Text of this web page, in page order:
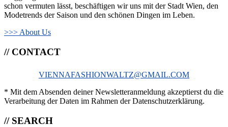
schon vermuten lässt, beschäftigen wir uns mit der Stadt Wien, den
Modetrends der Saison und den schönen Dingen im Leben.
>>> About Us
// CONTACT
VIENNAFASHIONWALTZ@GMAIL.COM
* Mit dem Absenden deiner Newsletteranmeldung akzeptierst du die
Verarbeitung der Daten im Rahmen der Datenschutzerklärung.
// SEARCH